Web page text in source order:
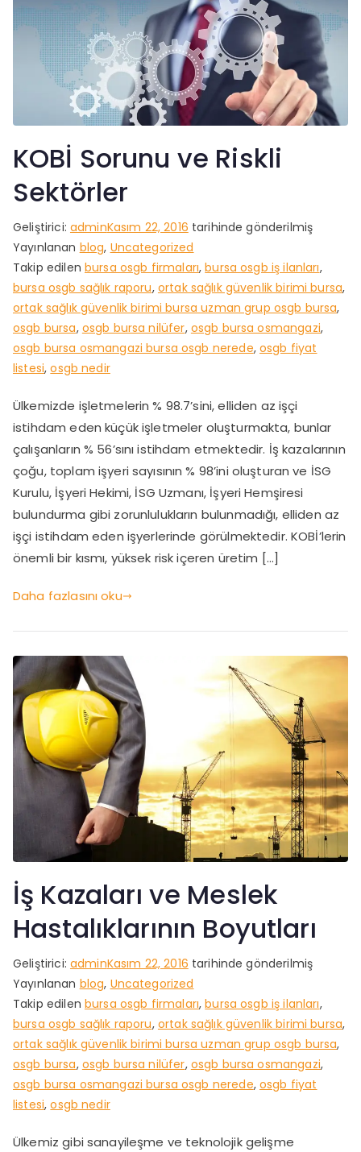
KOBİ Sorunu ve Riskli
Sektörler
Geliştirici: adminKasım 22, 2016 tarihinde gönderilmiş
Yayınlanan blog, Uncategorized
Takip edilen bursa osgb firmaları,bursa osgb iş ilanları,
bursa osgb sağlık raporu, ortak sağlık güvenlik birimi bursa,
ortak sağlık güvenlik birimi bursa uzman grup osgb bursa,
osgb bursa, osgb bursa nilüfer, osgb bursa osmangazi,
osgb bursa osmangazi bursa osgb nerede,osgb fiyat
listesi,osgb nedir
Ülkemizde işletmelerin % 98.7’sini, elliden az işçi
istihdam eden küçük işletmeler oluşturmakta, bunlar
çalışanların % 56’sını istihdam etmektedir. İş kazalarının
çoğu, toplam işyeri sayısının % 98’ini oluşturan ve İSG
Kurulu, İşyeri Hekimi, İSG Uzmanı, İşyeri Hemşiresi
bulundurma gibi zorunlulukların bulunmadığı, elliden az
işçi istihdam eden işyerlerinde görülmektedir. KOBİ’lerin
önemli bir kısmı, yüksek risk içeren üretim […]
Daha fazlasını oku
İş Kazaları ve Meslek
Hastalıklarının Boyutları
Geliştirici: adminKasım 22, 2016 tarihinde gönderilmiş
Yayınlanan blog, Uncategorized
Takip edilen bursa osgb firmaları,bursa osgb iş ilanları,
bursa osgb sağlık raporu, ortak sağlık güvenlik birimi bursa,
ortak sağlık güvenlik birimi bursa uzman grup osgb bursa,
osgb bursa, osgb bursa nilüfer, osgb bursa osmangazi,
osgb bursa osmangazi bursa osgb nerede,osgb fiyat
listesi,osgb nedir
Ülkemiz gibi sanayileşme ve teknolojik gelişme